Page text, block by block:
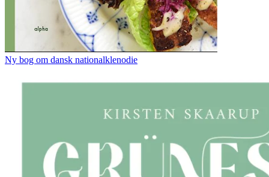
Ny bog om dansk nationalklenodie